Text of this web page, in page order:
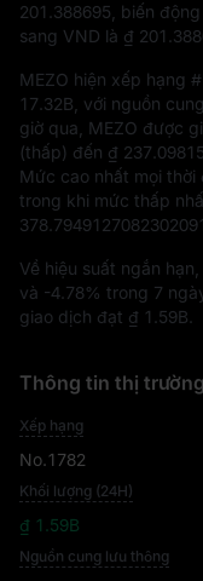
201.388695 , biến động
sang VND là ₫
MEZO hiện xếp hạng
17.32B , với nguồn
giờ qua, MEZO được
(thấp) đến ₫ 237.09815
Mức cao nhất mọi thời
trong khi mức thấp
Về hiệu suất ngắn
và -4.78% trong 7
giao dịch đạt ₫ 1.59B
Thông tin thị
Xếp hạng
No.1782
Khối lượng (24H)
₫ 1.59B
Nguồn cung lưu thông